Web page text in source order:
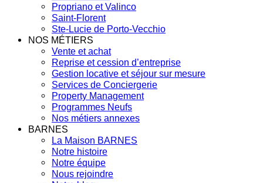
Propriano et Valinco
Saint-Florent
Ste-Lucie de Porto-Vecchio
NOS MÉTIERS
Vente et achat
Reprise et cession d’entreprise
Gestion locative et séjour sur mesure
Services de Conciergerie
Property Management
Programmes Neufs
Nos métiers annexes
BARNES
La Maison BARNES
Notre histoire
Notre équipe
Nous rejoindre